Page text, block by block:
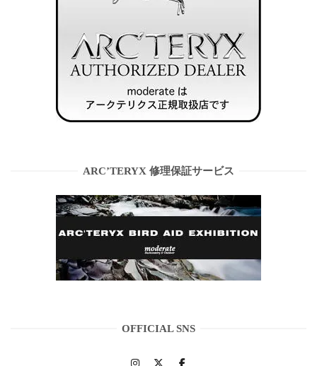
ARC’TERYX 修理保証サービス
OFFICIAL SNS